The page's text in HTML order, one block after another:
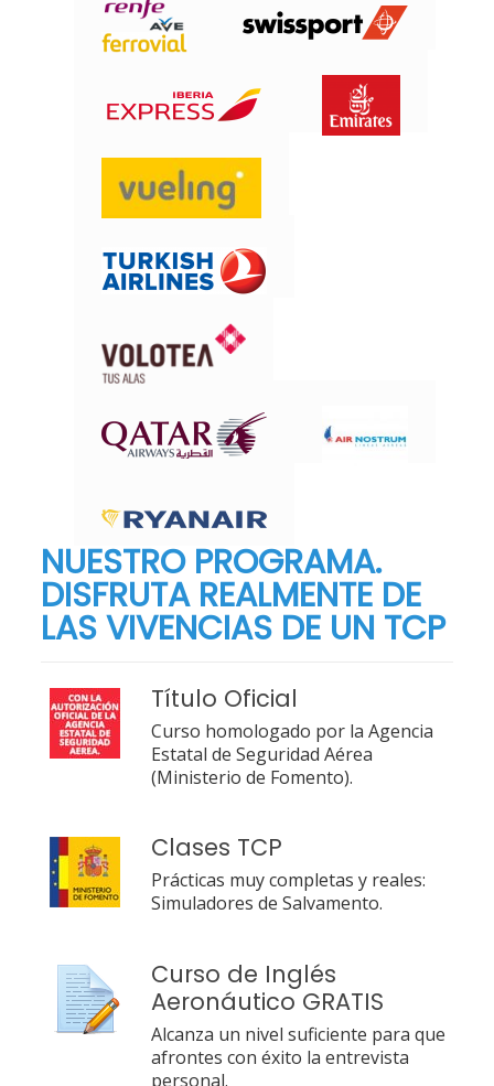
NUESTRO PROGRAMA.
DISFRUTA REALMENTE DE
LAS VIVENCIAS DE UN TCP
Título Oficial
Curso homologado por la Agencia
Estatal de Seguridad Aérea
(Ministerio de Fomento).
Clases TCP
Prácticas muy completas y reales:
Simuladores de Salvamento.
Curso de Inglés
Aeronáutico GRATIS
Alcanza un nivel suficiente para que
afrontes con éxito la entrevista
personal.